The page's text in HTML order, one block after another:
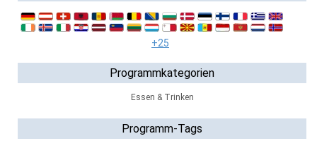
+25
Programmkategorien
Essen & Trinken
Programm-Tags